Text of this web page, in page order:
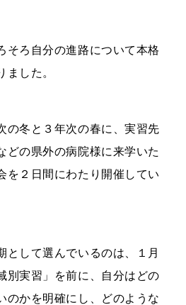
そろ自分の進路について本格
ました。
の冬と３年次の春に、実習先
どの県外の病院様に来学いた
を２日間にわたり開催してい
として選んでいるのは、１月
別実習」を前に、自分はどの
のかを明確にし、どのような